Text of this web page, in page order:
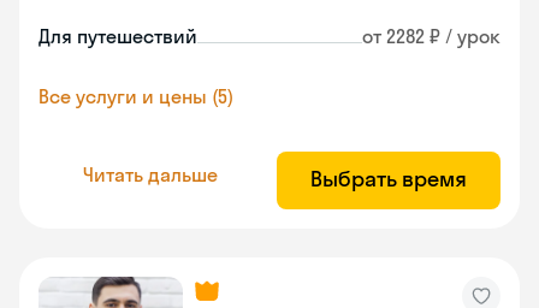
Для путешествий от 2282 ₽ / урок
Все услуги и цены (5)
Читать дальше Выбрать время